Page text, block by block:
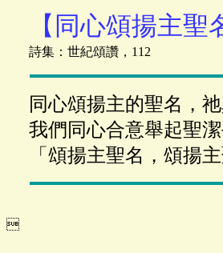
【同心頌揚主聖
詩集：世紀頌讚，112
同心頌揚主的聖名，
我們同心合意舉起聖潔
「頌揚主聖名，頌揚
